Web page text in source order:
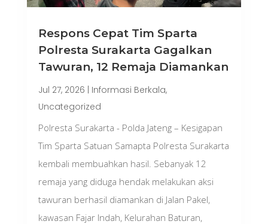
Respons Cepat Tim Sparta
Polresta Surakarta Gagalkan
Tawuran, 12 Remaja Diamankan
Jul 27, 2026 | Informasi Berkala,
Uncategorized
Polresta Surakarta - Polda Jateng – Kesigapan
Tim Sparta Satuan Samapta Polresta Surakarta
kembali membuahkan hasil. Sebanyak 12
remaja yang diduga hendak melakukan aksi
tawuran berhasil diamankan di Jalan Pakel,
kawasan Fajar Indah, Kelurahan Baturan,